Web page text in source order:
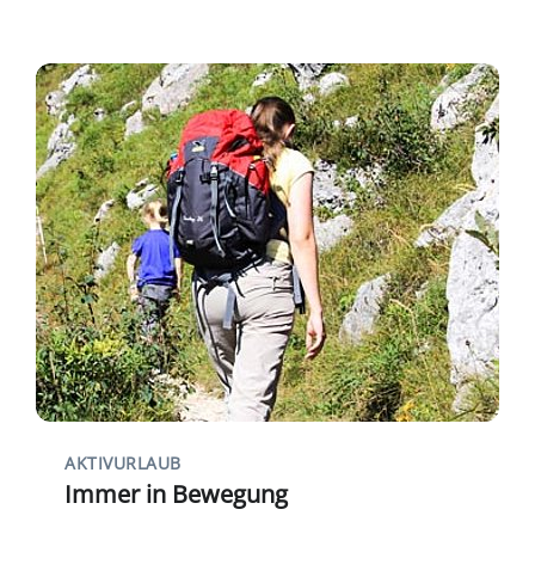
AKTIVURLAUB
Immer in Bewegung